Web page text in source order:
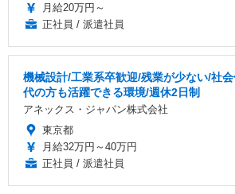
月給20万円～
正社員 / 派遣社員
機械設計/工業系卒歓迎/残業が少ない/社
代の方も活躍できる環境/週休2日制
アネックス・ジャパン株式会社
東京都
月給32万円～40万円
正社員 / 派遣社員